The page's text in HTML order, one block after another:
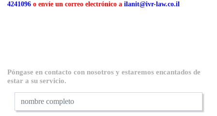
4241096 o envíe un correo electrónico a ilanit@ivr-law.co.il
Póngase en contacto con nosotros y estaremos encantados de
estar a su servicio.